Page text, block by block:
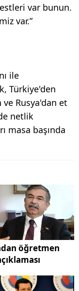
var bunun.
var.”
ile
Türkiye'den
Rusya'dan et
netlik
masa başında
öğretmen